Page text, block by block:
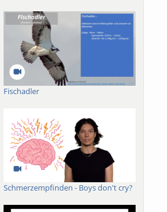
Fischadler
Schmerzempfinden - Boys don't cry?